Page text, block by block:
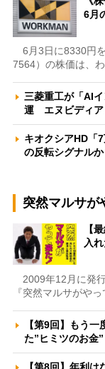
6月
6月3日に8330円
7564）の株価は、
三菱重工が「AI
運 エヌビディ
キオクシアHD「
の反転シグナル
突然マルサが
【
入
2009年12月に発
『突然マルサがや
【第9回】もう
た”ヒミツのお金